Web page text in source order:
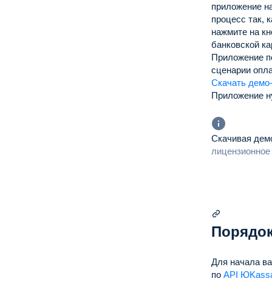
приложение
процесс так,
нажмите на
банковской
Приложение
сценарии
Скачать
Приложение
Скачивая
Для начала
по API